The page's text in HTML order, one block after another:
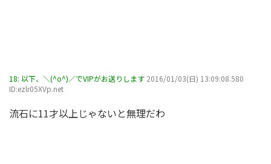
18: 以下、＼(^o^)／でVIPがお送りします 2016/01/03(日) 13:09:08.580
ID:ezlr05XVp.net
流石に11才以上じゃないと無理だわ